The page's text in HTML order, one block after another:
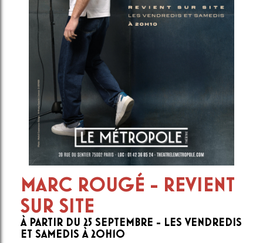
MARC ROUGÉ - REVIENT
SUR SITE
À PARTIR DU 25 SEPTEMBRE - LES VENDREDIS
ET SAMEDIS À 20H10